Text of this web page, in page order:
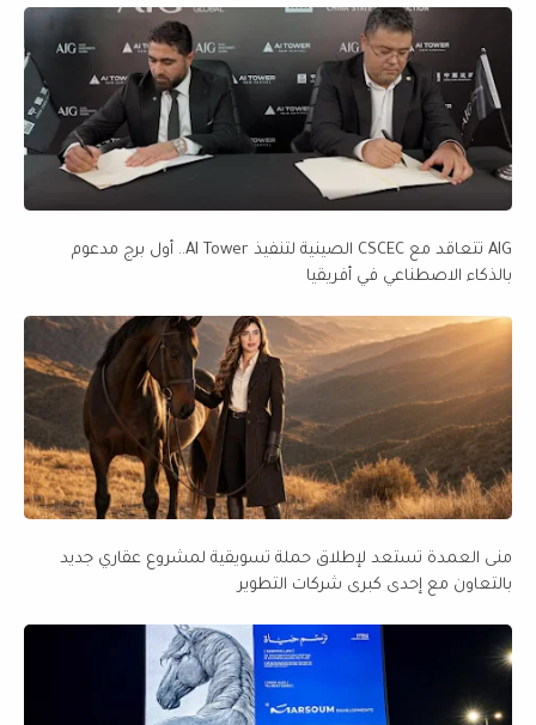
AIG تتعاقد مع CSCEC الصينية لتنفيذ AI Tower.. أول برج مدعوم
بالذكاء الاصطناعي في أفريقيا
منى العمدة تستعد لإطلاق حملة تسويقية لمشروع عقاري جديد
بالتعاون مع إحدى كبرى شركات التطوير